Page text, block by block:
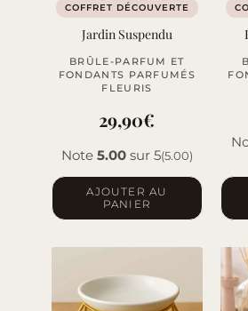
COFFRET DÉCOUVERTE
Jardin Suspendu
BRÛLE-PARFUM ET
FONDANTS PARFUMÉS
FLEURIS
29,90€
Note 5.00sur 5(5.00)
AJOUTER AU
PANIER